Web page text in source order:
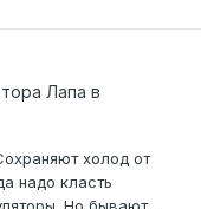
Лапа в
холод от
надо класть